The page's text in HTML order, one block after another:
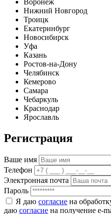
Воронеж
Нижний Новгород
Троицк
Екатеринбург
Новосибирск
Уфа
Казань
Ростов-на-Дону
Челябинск
Кемерово
Самара
Чебаркуль
Краснодар
Ярославль
Регистрация
Ваше имя
Телефон
Электронная почта
Пароль
Я даю согласие на
даю согласие на получение e-